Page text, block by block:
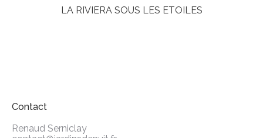
LA RIVIERA SOUS LES ETOILES
Contact
Renaud Serniclay